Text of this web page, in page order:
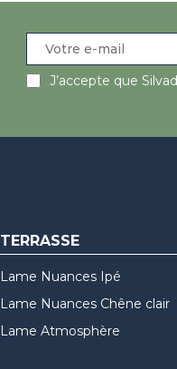
J’accepte que
TERRASSE
Lame Nuances Ipé
Lame Nuances Chêne clair
Lame Atmosphère